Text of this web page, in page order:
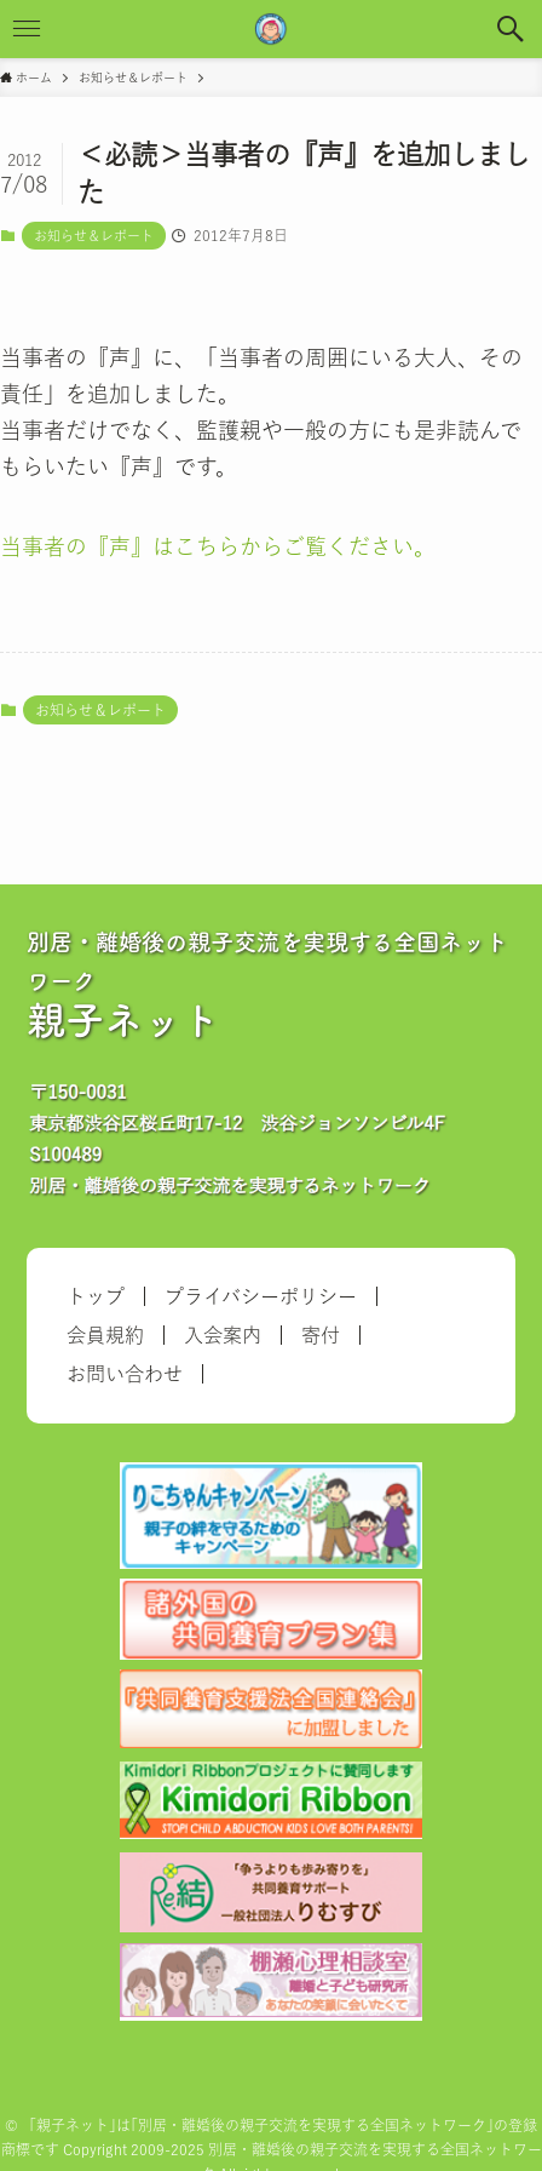
ホーム お知らせ＆レポート
＜必読＞当事者の『声』を追加しまし
た
2012
7/08
お知らせ＆レポート 2012年7月8日
当事者の『声』に、「当事者の周囲にいる大人、その
責任」を追加しました。
当事者だけでなく、監護親や一般の方にも是非読んで
もらいたい『声』です。
当事者の『声』はこちらからご覧ください。
お知らせ＆レポート
別居・離婚後の親子交流を実現する全国ネット
ワーク
親子ネット
トップ プライバシーポリシー
会員規約 入会案内 寄付
お問い合わせ
© 「親子ネット｣は｢別居・離婚後の親子交流を実現する全国ネットワーク｣の登録
商標です Copyright 2009-2025 別居・離婚後の親子交流を実現する全国ネットワー